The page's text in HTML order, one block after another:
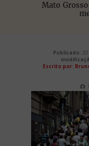
Mato
Publicado:
Escrito por: